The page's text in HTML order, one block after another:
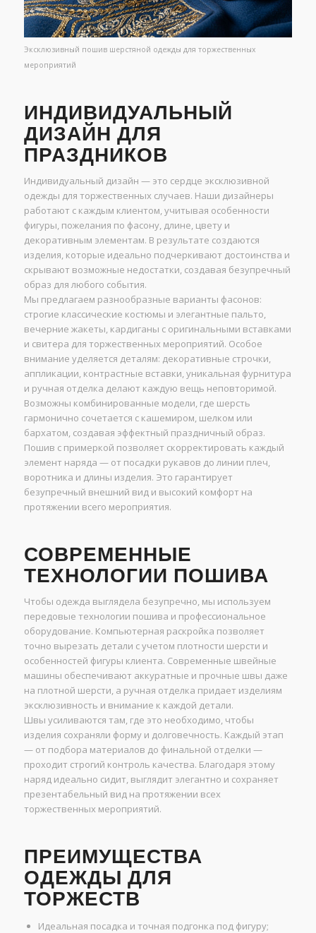
Эксклюзивный пошив шерстяной одежды для торжественных
мероприятий
ИНДИВИДУАЛЬНЫЙ
ДИЗАЙН ДЛЯ
ПРАЗДНИКОВ
Индивидуальный дизайн — это сердце эксклюзивной
одежды для торжественных случаев. Наши дизайнеры
работают с каждым клиентом, учитывая особенности
фигуры, пожелания по фасону, длине, цвету и
декоративным элементам. В результате создаются
изделия, которые идеально подчеркивают достоинства и
скрывают возможные недостатки, создавая безупречный
образ для любого события.
Мы предлагаем разнообразные варианты фасонов:
строгие классические костюмы и элегантные пальто,
вечерние жакеты, кардиганы с оригинальными вставками
и свитера для торжественных мероприятий. Особое
внимание уделяется деталям: декоративные строчки,
аппликации, контрастные вставки, уникальная фурнитура
и ручная отделка делают каждую вещь неповторимой.
Возможны комбинированные модели, где шерсть
гармонично сочетается с кашемиром, шелком или
бархатом, создавая эффектный праздничный образ.
Пошив с примеркой позволяет скорректировать каждый
элемент наряда — от посадки рукавов до линии плеч,
воротника и длины изделия. Это гарантирует
безупречный внешний вид и высокий комфорт на
протяжении всего мероприятия.
СОВРЕМЕННЫЕ
ТЕХНОЛОГИИ ПОШИВА
Чтобы одежда выглядела безупречно, мы используем
передовые технологии пошива и профессиональное
оборудование. Компьютерная раскройка позволяет
точно вырезать детали с учетом плотности шерсти и
особенностей фигуры клиента. Современные швейные
машины обеспечивают аккуратные и прочные швы даже
на плотной шерсти, а ручная отделка придает изделиям
эксклюзивность и внимание к каждой детали.
Швы усиливаются там, где это необходимо, чтобы
изделия сохраняли форму и долговечность. Каждый этап
— от подбора материалов до финальной отделки —
проходит строгий контроль качества. Благодаря этому
наряд идеально сидит, выглядит элегантно и сохраняет
презентабельный вид на протяжении всех
торжественных мероприятий.
ПРЕИМУЩЕСТВА
ОДЕЖДЫ ДЛЯ
ТОРЖЕСТВ
Идеальная посадка и точная подгонка под фигуру;